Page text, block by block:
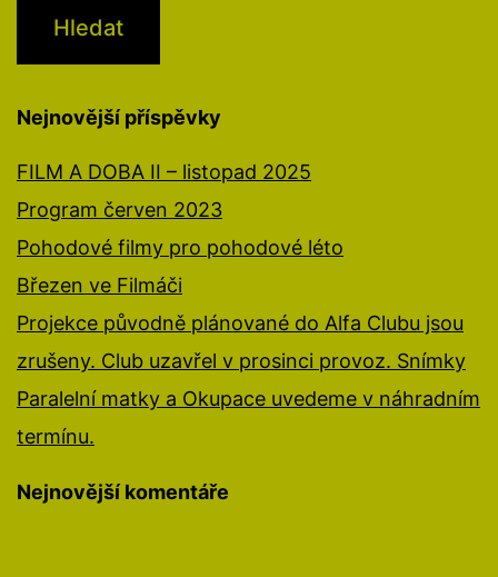
Nejnovější příspěvky
FILM A DOBA II – listopad 2025
Program červen 2023
Pohodové filmy pro pohodové léto
Březen ve Filmáči
Projekce původně plánované do Alfa Clubu jsou
zrušeny. Club uzavřel v prosinci provoz. Snímky
Paralelní matky a Okupace uvedeme v náhradním
termínu.
Nejnovější komentáře